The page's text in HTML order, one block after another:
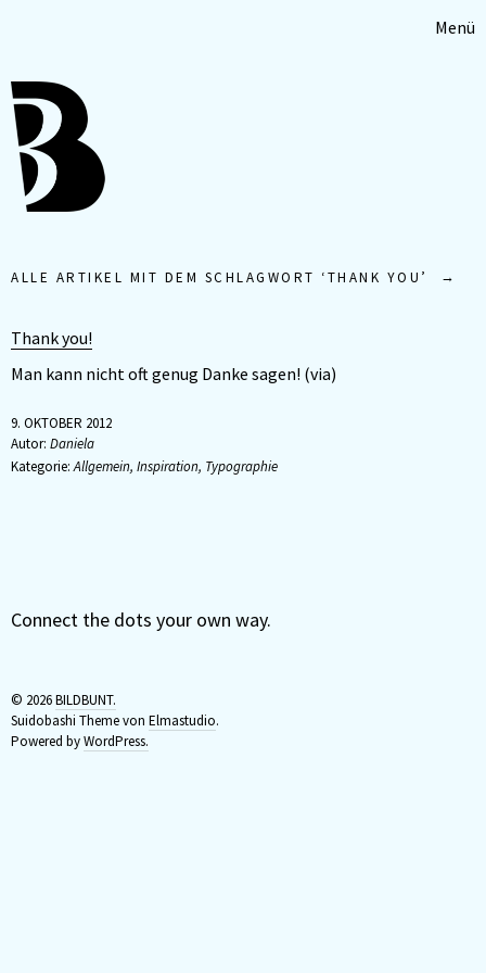
Menü
ALLE ARTIKEL MIT DEM SCHLAGWORT ‘THANK YOU ’
Thank you!
Man kann nicht oft genug Danke sagen! (via)
9. OKTOBER 2012
Autor: Daniela
Kategorie:Allgemein, Inspiration, Typographie
Connect the dots your own way.
© 2026BILDBUNT.
Suidobashi Theme von Elmastudio.
Powered byWordPress.